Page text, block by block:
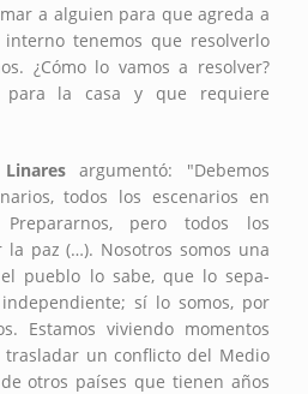
a alguien para que agreda a
tenemos que resolverlo
¿Cómo lo vamos a resolver?
para la casa y que requiere
argumentó: "Debemos
todos los escenarios en
pero todos los
la paz (…). Nosotros somos una
pueblo lo sabe, que lo sepa-
sí lo somos, por
Estamos viviendo momentos
un conflicto del Medio
otros países que tienen años